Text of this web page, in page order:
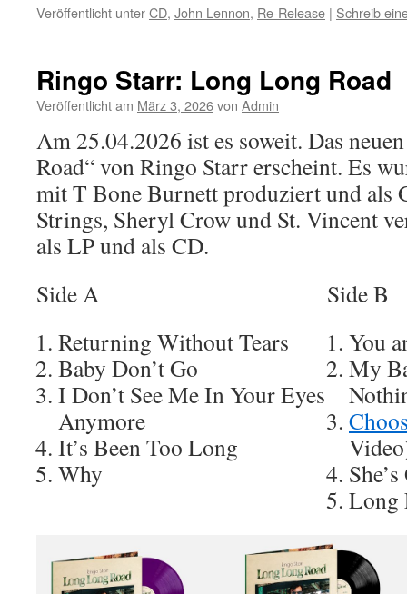
Veröffentlicht unterCD, John Lennon, Re-Release | Schreib
Ringo Starr: Long Long Road
Veröffentlicht am März 3, 2026von Admin
Am 25.04.2026 ist es soweit. Das
Road“ von Ringo Starr erscheint. Es
mit T Bone Burnett produziert und als
Strings, Sheryl Crow und St. Vincent
als LP und als CD.
Side A
Returning Without Tears
Baby Don’t Go
I Don’t See Me In Your Eyes
Anymore
It’s Been Too Long
Why
Side B
You
My
Long